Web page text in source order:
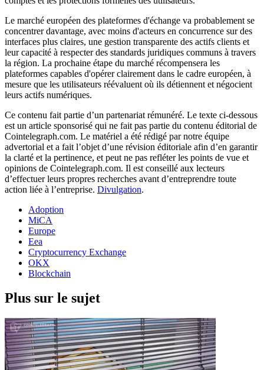
Le marché européen des plateformes d'échange va probablement se
concentrer davantage, avec moins d'acteurs en concurrence sur des
interfaces plus claires, une gestion transparente des actifs clients et
leur capacité à respecter des standards juridiques communs à travers
la région. La prochaine étape du marché récompensera les
plateformes capables d'opérer clairement dans le cadre européen, à
mesure que les utilisateurs réévaluent où ils détiennent et négocient
leurs actifs numériques.
Ce contenu fait partie d’un partenariat rémunéré. Le texte ci-dessous
est un article sponsorisé qui ne fait pas partie du contenu éditorial de
Cointelegraph.com. Le matériel a été rédigé par notre équipe
advertorial et a fait l’objet d’une révision éditoriale afin d’en garantir
la clarté et la pertinence, et peut ne pas refléter les points de vue et
opinions de Cointelegraph.com. Il est conseillé aux lecteurs
d’effectuer leurs propres recherches avant d’entreprendre toute
action liée à l’entreprise. Divulgation.
Adoption
MiCA
Europe
Eea
Cryptocurrency Exchange
OKX
Blockchain
Plus sur le sujet